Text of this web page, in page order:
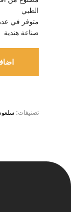
الطبي
متوفر في
صناعة هندية
تصنيفات: